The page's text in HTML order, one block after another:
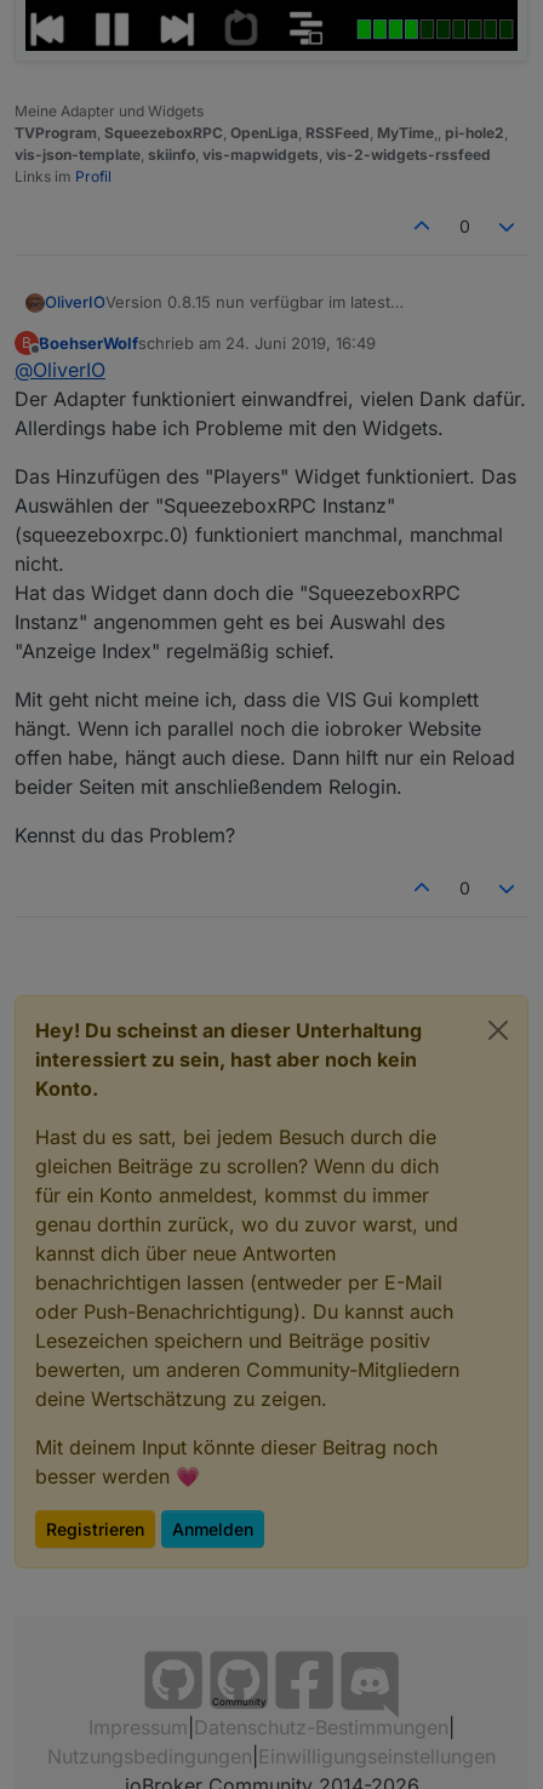
Meine Adapter und Widgets
TVProgram, SqueezeboxRPC, OpenLiga, RSSFeed, MyTime,, pi-hole2,
vis-json-template, skiinfo, vis-mapwidgets, vis-2-widgets-rssfeed
Links im Profil
0
OliverIOVersion 0.8.15 nun verfügbar im latest
man die Synchronisation verschiedener
Umfangreiche Anpassungsmöglichkeiten der Farben
und des Layouts sind möglich.
Hier eine aktuelle Übersicht über die vorhandenen
B
Offline
BoehserWolfschrieb am 24. Juni 2019, 16:49
zuletzt editiert von
@OliverIO
Der Adapter funktioniert einwandfrei, vielen Dank dafür.
Allerdings habe ich Probleme mit den Widgets.
Das Hinzufügen des "Players" Widget funktioniert. Das
Auswählen der "SqueezeboxRPC Instanz"
(squeezeboxrpc.0) funktioniert manchmal, manchmal
nicht.
Hat das Widget dann doch die "SqueezeboxRPC
Instanz" angenommen geht es bei Auswahl des
"Anzeige Index" regelmäßig schief.
Mit geht nicht meine ich, dass die VIS Gui komplett
hängt. Wenn ich parallel noch die iobroker Website
offen habe, hängt auch diese. Dann hilft nur ein Reload
beider Seiten mit anschließendem Relogin.
Kennst du das Problem?
0
Hey! Du scheinst an dieser Unterhaltung
interessiert zu sein, hast aber noch kein
Konto.
Hast du es satt, bei jedem Besuch durch die
gleichen Beiträge zu scrollen? Wenn du dich
für ein Konto anmeldest, kommst du immer
genau dorthin zurück, wo du zuvor warst, und
kannst dich über neue Antworten
benachrichtigen lassen (entweder per E-Mail
oder Push-Benachrichtigung). Du kannst auch
Lesezeichen speichern und Beiträge positiv
bewerten, um anderen Community-Mitgliedern
deine Wertschätzung zu zeigen.
Mit deinem Input könnte dieser Beitrag noch
besser werden 💗
Registrieren Anmelden
Community
Impressum Datenschutz-Bestimmungen
Nutzungsbedingungen Einwilligungseinstellungen